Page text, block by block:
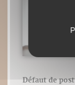
Défaut de